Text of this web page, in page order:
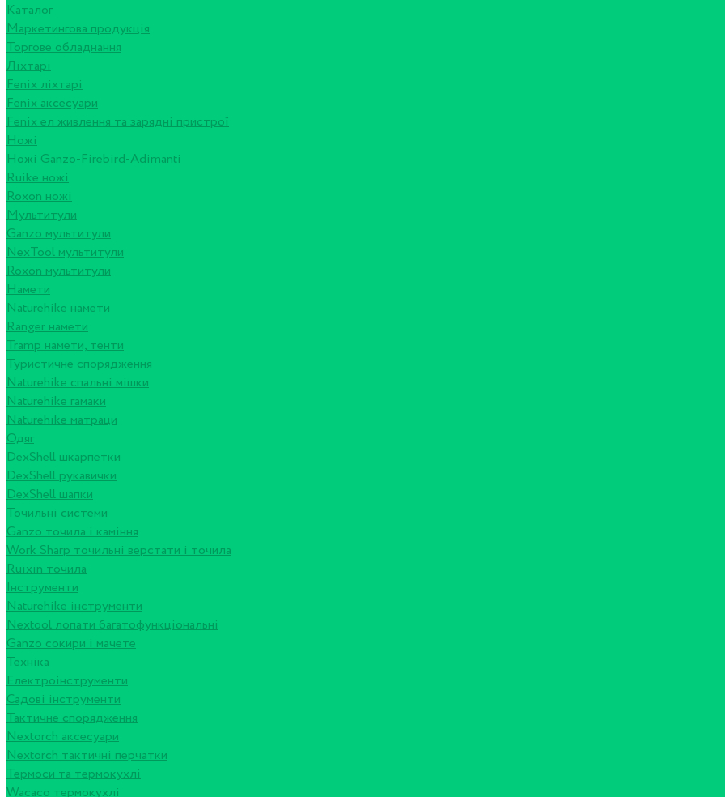
Каталог
Маркетингова продукція
Торгове обладнання
Ліхтарі
Fenix ліхтарі
Fenix аксесуари
Fenix ел живлення та зарядні пристрої
Ножі
Ножі Ganzo-Firebird-Adimanti
Ruike ножі
Roxon ножi
Мультитули
Ganzo мультитули
NexTool мультитули
Roxon мультитули
Намети
Naturehike намети
Ranger намети
Tramp намети, тенти
Туристичне спорядження
Naturehike спальні мішки
Naturehike гамаки
Naturehike матраци
Одяг
DexShell шкарпетки
DexShell рукавички
DexShell шапки
Точильні системи
Ganzo точила і каміння
Work Sharp точильні верстати і точила
Ruixin точила
Інструменти
Naturehike інструменти
Nextool лопати багатофункціональні
Ganzo сокири і мачете
Техніка
Електроінструменти
Садові інструменти
Тактичне спорядження
Nextorch аксесуари
Nextorch тактичні перчатки
Термоси та термокухлі
Wacaco термокухлі